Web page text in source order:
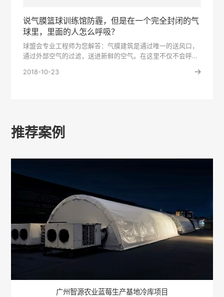
说气膜篮球训练馆防霾，但是在一个完全封闭的气
球里，里面的人怎么呼吸？
球盟会专业工程师为您解答：气膜建筑是通过唯一的送风口，
通过外部空气的过滤，送进新鲜的空气。在这里不仅不会呼吸
2018-10-23
推荐案例
广州智源农业蓝莓生产基地冷库项目